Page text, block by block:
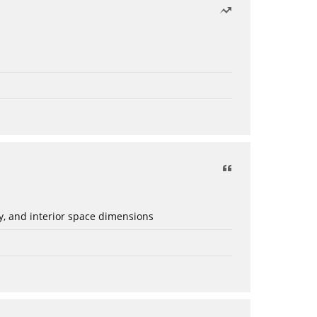
and interior space dimensions